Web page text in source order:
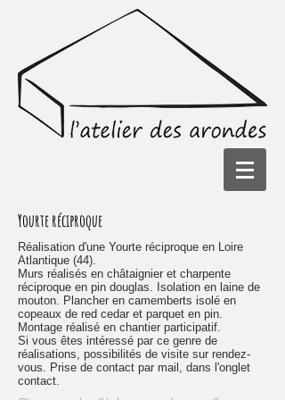
Yourte réciproque
Réalisation d'une Yourte réciproque en Loire
Atlantique (44).
Murs réalisés en châtaignier et charpente
réciproque en pin douglas. Isolation en laine de
mouton. Plancher en camemberts isolé en
copeaux de red cedar et parquet en pin.
Montage réalisé en chantier participatif.
Si vous êtes intéressé par ce genre de
réalisations, possibilités de visite sur rendez-
vous. Prise de contact par mail, dans l'onglet
contact.